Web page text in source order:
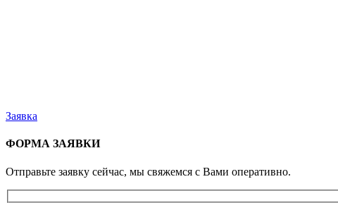
Заявка
ФОРМА ЗАЯВКИ
Отправьте заявку сейчас, мы свяжемся с Вами оперативно.